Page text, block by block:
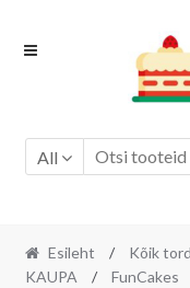
Skip
Skip
All
Esileht /
Kõik
KAUPA
/ FunCakes